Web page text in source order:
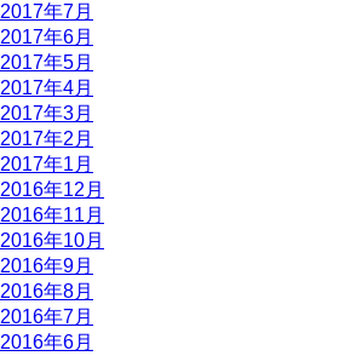
2017年7月
2017年6月
2017年5月
2017年4月
2017年3月
2017年2月
2017年1月
2016年12月
2016年11月
2016年10月
2016年9月
2016年8月
2016年7月
2016年6月